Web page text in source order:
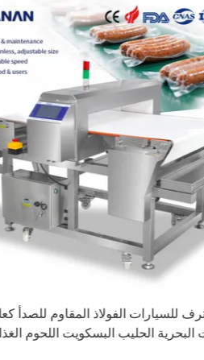
للسيارات الفولاذ المقاوم للصدأ
البحرية الحليب البسكويت اللحوم